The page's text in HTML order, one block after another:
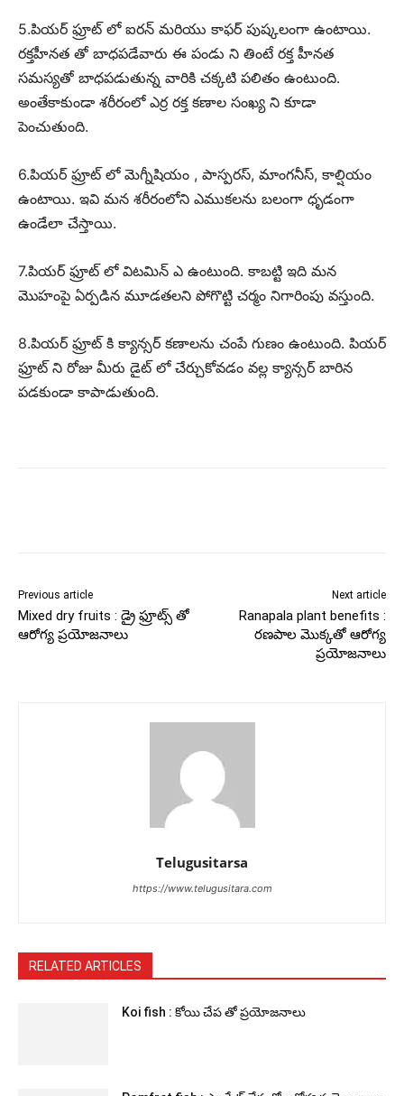
5.పియర్ ఫ్రూట్ లో ఐరన్ మరియు కాఫర్ పుష్కలంగా ఉంటాయి.
రక్తహీనత తో బాధపడేవారు ఈ పండు ని తింటే రక్త హీనత
సమస్యతో బాధపడుతున్న వారికి చక్కటి పలితం ఉంటుంది.
అంతేకాకుండా శరీరంలో ఎర్ర రక్త కణాల సంఖ్య ని కూడా
పెంచుతుంది.
6.పియర్ ఫ్రూట్ లో మెగ్నీషియం , పాస్పరస్, మాంగనీస్, కాల్షియం
ఉంటాయి. ఇవి మన శరీరంలోని ఎముకలను బలంగా ధృడంగా
ఉండేలా చేస్తాయి.
7.పియర్ ఫ్రూట్ లో విటమిన్ ఎ ఉంటుంది. కాబట్టి ఇది మన
మొహంపై ఏర్పడిన మూడతలని పోగొట్టి చర్మం నిగారింపు వస్తుంది.
8.పియర్ ఫ్రూట్ కి క్యాన్సర్ కణాలను చంపే గుణం ఉంటుంది. పియర్
ఫ్రూట్ ని రోజు మీరు డైట్ లో చేర్చుకోవడం వల్ల క్యాన్సర్ బారిన
పడకుండా కాపాడుతుంది.
Previous article
Mixed dry fruits : డ్రై ఫ్రూట్స్ తో
ఆరోగ్య ప్రయోజనాలు
Next article
Ranapala plant benefits :
రణపాల మొక్కతో ఆరోగ్య
ప్రయోజనాలు
Telugusitarsa
https://www.telugusitara.com
RELATED ARTICLES
Koi fish : కోయి చేప తో ప్రయోజనాలు